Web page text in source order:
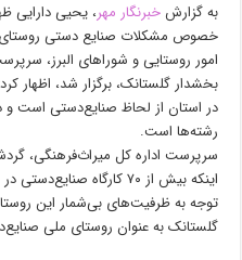
به گزارشخبرنگار مهر، یحیی دارایی
خصوص مشکلات صنایع دستی
امور روستایی و شوراهای البرز،
بخشدارگلستانک، برگزار شد، اظهار
در استان از لحاظ صنایع‌دستی است و
رشته‌ها است.
سرپرست اداره کل میراث‌فرهنگی،
اینکه بیش از ۷۰ کارگاه
توجه به ظرفیت‌های بی‌شمار این
گلستانکبه عنوان روستای ملی